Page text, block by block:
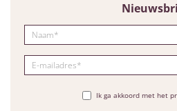
Ik ga akkoord met het